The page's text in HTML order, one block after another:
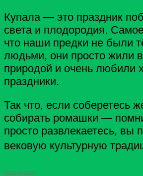
Купала — это праздник
света и плодородия.
что наши предки не были
людьми, они просто жили
природой и очень любили
праздники.
Так что, если соберетесь
собирать ромашки —
просто развлекаетесь, вы
вековую культурную
=====